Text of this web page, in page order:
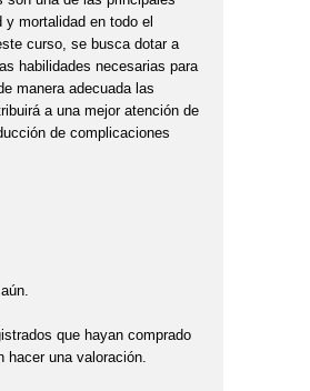
mortalidad en todo el
curso, se busca dotar a
habilidades necesarias para
manera adecuada las
a una mejor atención de
de complicaciones
que hayan comprado
hacer una valoración.